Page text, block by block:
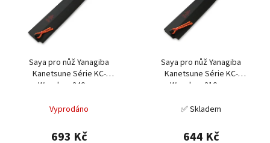
Saya pro nůž Yanagiba
Kanetsune Série KC-
Wooden, 240 mm
Vyprodáno
693 Kč
Saya pro nůž Yanagiba
Kanetsune Série KC-
Wooden, 210 mm
✅ Skladem
644 Kč